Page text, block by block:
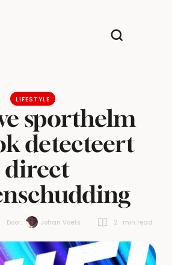
LIFESTYLE
sporthelm
detecteert
direct
Door: Johan Voets 2 min read